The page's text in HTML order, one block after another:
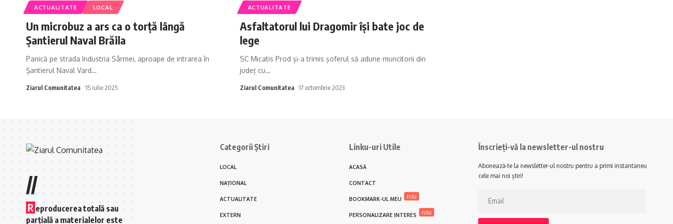
ACTUALITATE LOCAL
Un microbuz a ars ca o torță lângă
Șantierul Naval Brăila
Panică pe strada Industria Sârmei, aproape de intrarea în
Șantierul Naval Vard…
Ziarul Comunitatea 15 iulie 2025
ACTUALITATE
Asfaltatorul lui Dragomir își bate joc de
lege
SC Micatis Prod și-a trimis șoferul să adune muncitorii din
județ cu…
Ziarul Comunitatea 17 octombrie 2023
//
R eproducerea totală sau
parțială a materialelor este
Categorii Știri
LOCAL
NAȚIONAL
ACTUALITATE
EXTERN
Linku-uri Utile
ACASĂ
CONTACT
BOOKMARK-UL MEU nou
PERSONALIZARE INTERES nou
Înscrieți-vă la newsletter-ul nostru
Abonează-te la newsletter-ul nostru pentru a primi instantaneu
cele mai noi știri!